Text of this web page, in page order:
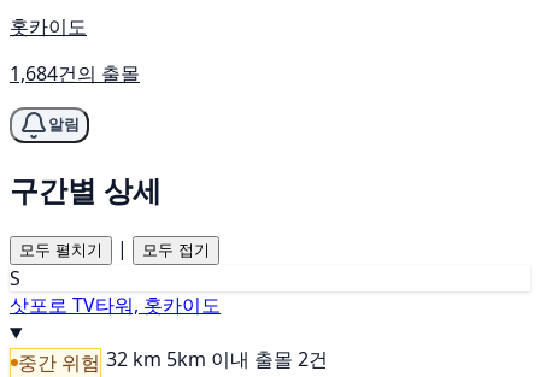
홋카이도
1,684건의 출몰
알림
구간별 상세
모두 펼치기 | 모두 접기
S
삿포로 TV타워, 홋카이도
중간 위험 32 km 5km 이내 출몰 2건